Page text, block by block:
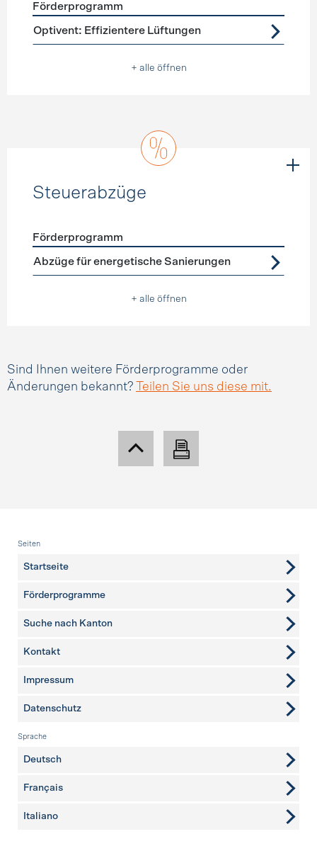
Förderprogramme Lüftung
Förderprogramm
Optivent: Effizientere Lüftungen
+ alle öffnen
Steuerabzüge
Förderprogramme Steuerabzüge
Förderprogramm
Abzüge für energetische Sanierungen
+ alle öffnen
Sind Ihnen weitere Förderprogramme oder
Änderungen bekannt?
Teilen Sie uns diese mit.
Fusszeile
Seiten
Startseite
Förderprogramme
Suche nach Kanton
weitere Seiten
Kontakt
Impressum
Datenschutz
Sprache
Deutsch
Français
Italiano